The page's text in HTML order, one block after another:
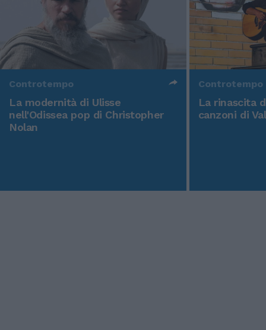
Controtempo
La modernità di Ulisse
nell'Odissea pop di Christopher
Nolan
Controtempo
La rinascita
canzoni di